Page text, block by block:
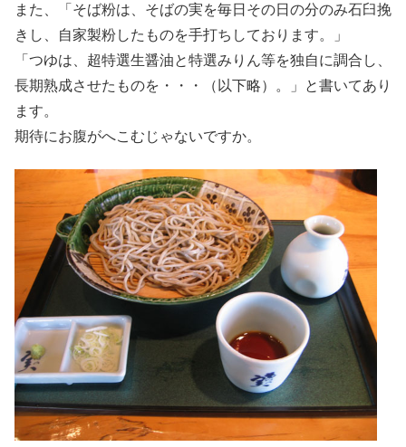
また、「そば粉は、そばの実を毎日その日の分のみ石臼挽
きし、自家製粉したものを手打ちしております。」
「つゆは、超特選生醤油と特選みりん等を独自に調合し、
長期熟成させたものを・・・（以下略）。」と書いてあり
ます。
期待にお腹がへこむじゃないですか。